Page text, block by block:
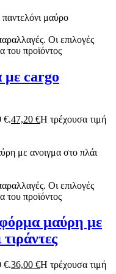
Οι επιλογές
του προϊόντος
με cargo
€.47,20 €Η τρέχουσα τιμή
Οι επιλογές
του προϊόντος
μαύρη με
€.36,00 €Η τρέχουσα τιμή